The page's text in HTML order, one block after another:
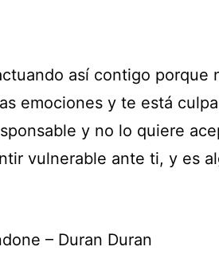
así contigo porque
emociones y te está
y no lo quiere
vulnerable ante ti, y es
– Duran Duran